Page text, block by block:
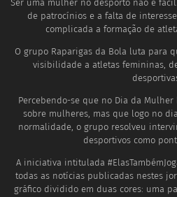
Ser uma mulher no desporto não é
de patrocínios e a falta de
complicada a formação de
O grupo Raparigas da Bola luta para
visibilidade a atletas femininas,
Percebendo-se que no Dia da
sobre mulheres, mas que logo no
normalidade, o grupo resolveu
desportivos como
A iniciativa intitulada
todas as notícias publicadas nestes
gráfico dividido em duas cores: uma